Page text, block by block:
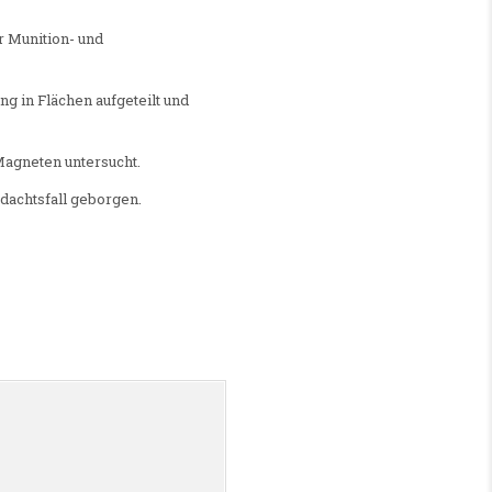
Munition- und
in Flächen aufgeteilt und
untersucht.
geborgen.